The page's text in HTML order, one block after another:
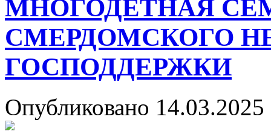
МНОГОДЕТНАЯ
СМЕРДОМСКОГО
ГОСПОДДЕРЖКИ
Опубликовано